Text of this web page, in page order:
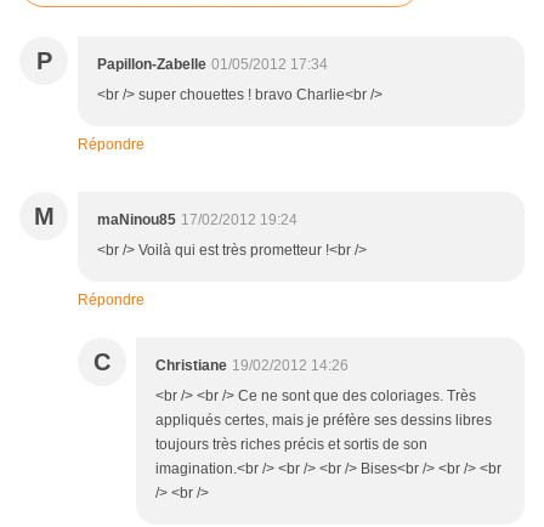
P Papillon-Zabelle 01/05/2012 17:34
<br /> super chouettes ! bravo Charlie<br />
Répondre
M maNinou85 17/02/2012 19:24
<br /> Voilà qui est très prometteur !<br />
Répondre
C Christiane 19/02/2012 14:26
<br /> <br /> Ce ne sont que des coloriages. Très
appliqués certes, mais je préfère ses dessins libres
toujours très riches précis et sortis de son
imagination.<br /> <br /> <br /> Bises<br /> <br /> <br
/> <br />